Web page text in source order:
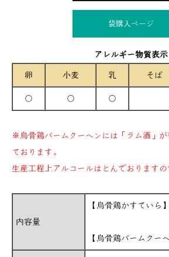
袋購入ぺージ
アレルギー物質表示
卵 小麦 乳 そば
○ ○ ○
※烏骨鶏バームクーヘンには「ラム酒」
ております。
生産工程上アルコールはとんでおりますの
内容量
【烏骨鶏かすていら
【烏骨鶏バームクー